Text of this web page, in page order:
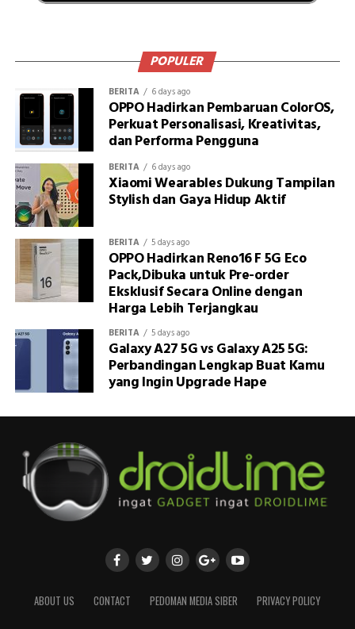
POPULER
BERITA 6 days ago
OPPO Hadirkan Pembaruan ColorOS,
Perkuat Personalisasi, Kreativitas,
dan Performa Pengguna
BERITA 6 days ago
Xiaomi Wearables Dukung Tampilan
Stylish dan Gaya Hidup Aktif
BERITA 5 days ago
OPPO Hadirkan Reno16 F 5G Eco
Pack,Dibuka untuk Pre-order
Eksklusif Secara Online dengan
Harga Lebih Terjangkau
BERITA 5 days ago
Galaxy A27 5G vs Galaxy A25 5G:
Perbandingan Lengkap Buat Kamu
yang Ingin Upgrade Hape
ABOUT US CONTACT PEDOMAN MEDIA SIBER PRIVACY POLICY